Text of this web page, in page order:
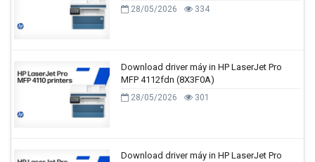
28/05/2026 334
Download driver máy in HP LaserJet Pro
MFP 4112fdn (8X3F0A)
28/05/2026 301
Download driver máy in HP LaserJet Pro